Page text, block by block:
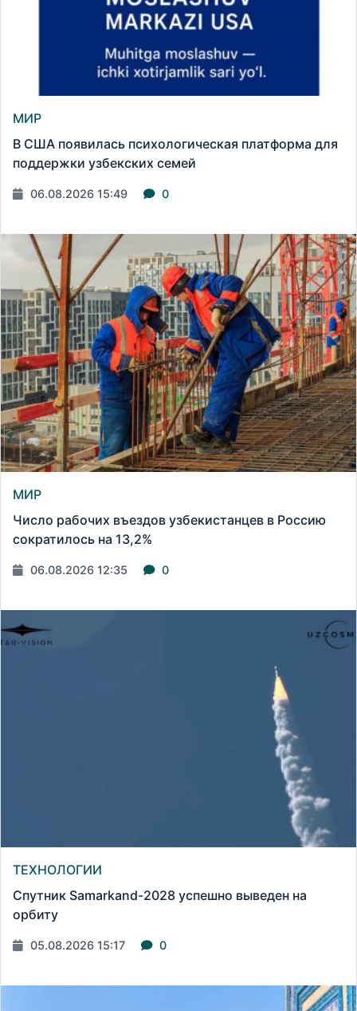
МИР
В США появилась психологическая платформа для
поддержки узбекских семей
06.08.2026 15:49 0
МИР
Число рабочих въездов узбекистанцев в Россию
сократилось на 13,2%
06.08.2026 12:35 0
ТЕХНОЛОГИИ
Спутник Samarkand-2028 успешно выведен на
орбиту
05.08.2026 15:17 0